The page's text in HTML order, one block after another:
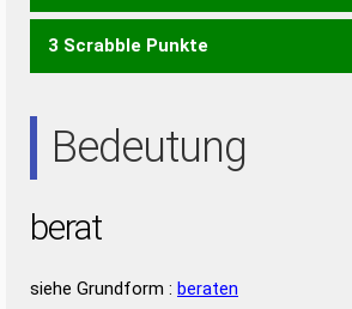
ARTE RATE
3 Scrabble Punkte
Bedeutung
berat
siehe Grundform : beraten